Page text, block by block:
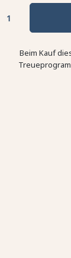
Beim Kauf